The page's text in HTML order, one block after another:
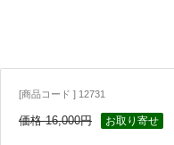
[商品コード ] 12731
価格 16,000円 お取り寄せ